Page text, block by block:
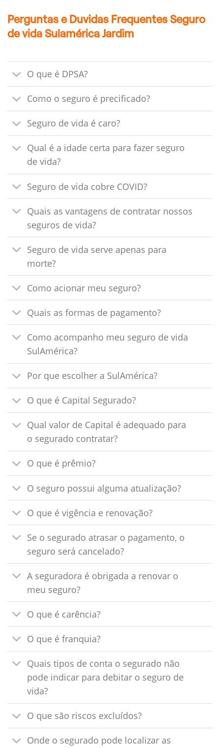
Perguntas e Duvidas Frequentes Seguro
de vida Sulamérica Jardim
O que é DPSA?
Como o seguro é precificado?
Seguro de vida é caro?
Qual é a idade certa para fazer seguro
de vida?
Seguro de vida cobre COVID?
Quais as vantagens de contratar nossos
seguros de vida?
Seguro de vida serve apenas para
morte?
Como acionar meu seguro?
Quais as formas de pagamento?
Como acompanho meu seguro de vida
SulAmérica?
Por que escolher a SulAmérica?
O que é Capital Segurado?
Qual valor de Capital é adequado para
o segurado contratar?
O que é prêmio?
O seguro possui alguma atualização?
O que é vigência e renovação?
Se o segurado atrasar o pagamento, o
seguro será cancelado?
A seguradora é obrigada a renovar o
meu seguro?
O que é carência?
O que é franquia?
Quais tipos de conta o segurado não
pode indicar para debitar o seguro de
vida?
O que são riscos excluídos?
Onde o segurado pode localizar as